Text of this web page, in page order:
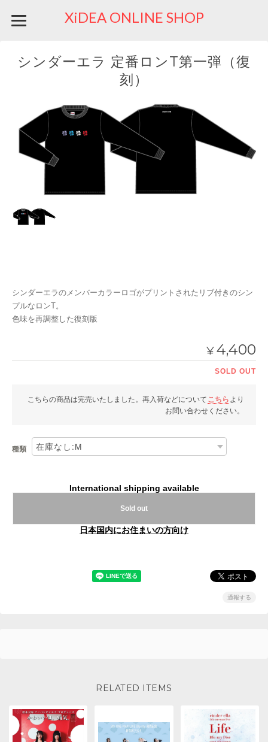
XiDEA ONLINE SHOP
シンダーエラ 定番ロンT第一弾（復
刻）
シンダーエラのメンバーカラーロゴがプリントされたリブ付きのシン
プルなロンT。
色味を再調整した復刻版
¥4,400
SOLD OUT
こちらの商品は完売いたしました。再入荷などについて こちら より
お問い合わせください。
種類
International shipping available
Sold out
日本国内にお住まいの方向け
通報する
RELATED ITEMS